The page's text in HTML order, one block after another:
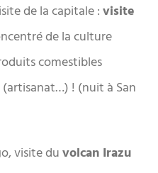
de la capitale :visite
de la culture
comestibles
! (nuit à San
visite duvolcan Irazu